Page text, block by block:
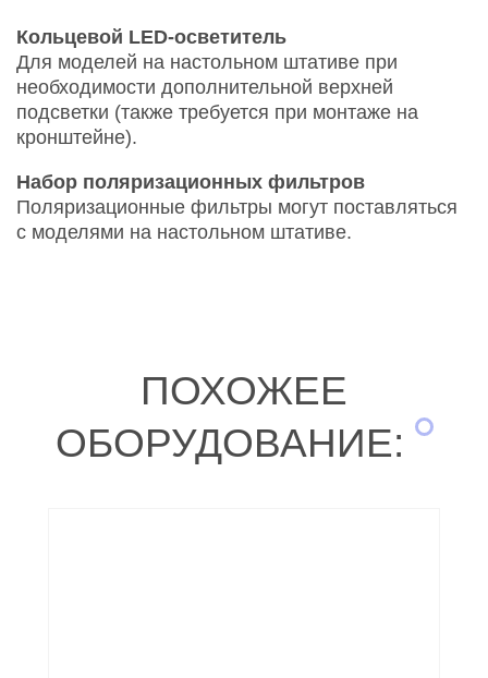
Кольцевой LED-осветитель
Для моделей на настольном штативе при
необходимости дополнительной верхней
подсветки (также требуется при монтаже на
кронштейне).
Набор поляризационных фильтров
Поляризационные фильтры могут поставляться
с моделями на настольном штативе.
ПОХОЖЕЕ
ОБОРУДОВАНИЕ: